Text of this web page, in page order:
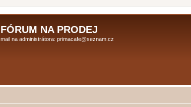
FÓRUM NA PRODEJ
mail na administrátora: primacafe@seznam.cz